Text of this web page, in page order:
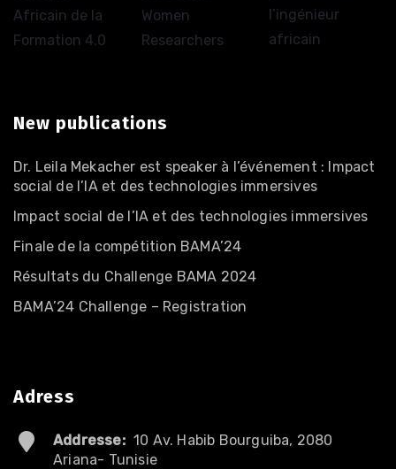
Africain de la
Formation 4.0
Women
Researchers
l’ingénieur
africain
New publications
Dr. Leila Mekacher est speaker à l’événement : Impact
social de l’IA et des technologies immersives
Impact social de l’IA et des technologies immersives
Finale de la compétition BAMA’24
Résultats du Challenge BAMA 2024
BAMA’24 Challenge – Registration
Adress
Addresse: 10 Av. Habib Bourguiba, 2080
Ariana- Tunisie